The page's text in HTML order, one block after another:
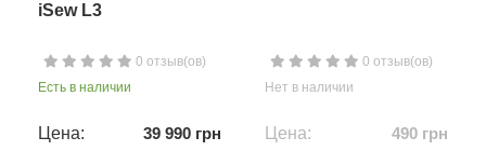
iSew L3
0 отзыв(ов)
Есть в наличии
Цена: 39 990 грн
0 отзыв(ов)
Нет в наличии
Цена: 490 грн